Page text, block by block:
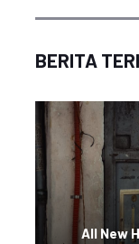
BERITA
All New